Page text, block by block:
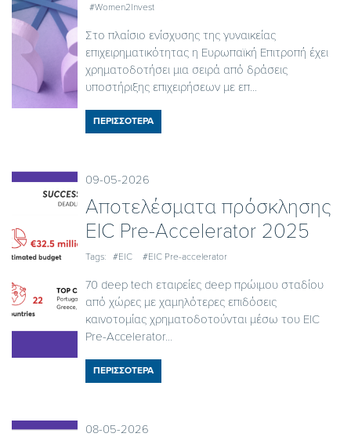
#Women2Invest
Στο πλαίσιο ενίσχυσης της γυναικείας
επιχειρηματικότητας η Ευρωπαϊκή Επιτροπή έχει
χρηματοδοτήσει μια σειρά από δράσεις
υποστήριξης επιχειρήσεων με επ...
ΠΕΡΙΣΣΟΤΕΡΑ
09-05-2026
Αποτελέσματα πρόσκλησης
EIC Pre-Accelerator 2025
Tags: #EIC #EIC Pre-accelerator
70 deep tech εταιρείες deep πρώιμου σταδίου
από χώρες με χαμηλότερες επιδόσεις
καινοτομίας χρηματοδοτούνται μέσω του EIC
Pre-Accelerator...
ΠΕΡΙΣΣΟΤΕΡΑ
08-05-2026